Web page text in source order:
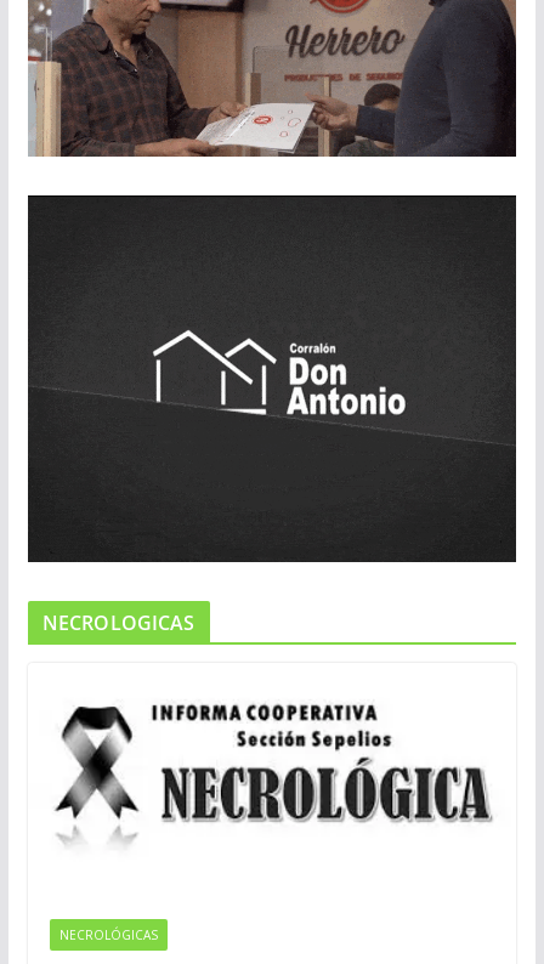
NECROLOGICAS
NECROLÓGICAS